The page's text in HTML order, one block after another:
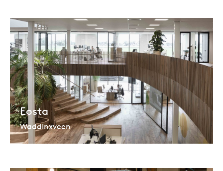
Eosta
Waddinxveen